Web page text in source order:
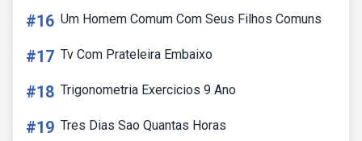
#16 Um Homem Comum Com Seus Filhos Comuns
#17 Tv Com Prateleira Embaixo
#18 Trigonometria Exercicios 9 Ano
#19 Tres Dias Sao Quantas Horas